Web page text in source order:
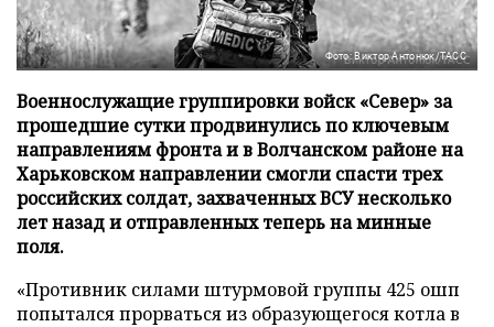
Фото: Виктор Антонюк/ТАСС
Военнослужащие группировки войск «Север» за
прошедшие сутки продвинулись по ключевым
направлениям фронта и в Волчанском районе на
Харьковском направлении смогли спасти трех
российских солдат, захваченных ВСУ несколько
лет назад и отправленных теперь на минные
поля.
«Противник силами штурмовой группы 425 ошп
попытался прорваться из образующегося котла в